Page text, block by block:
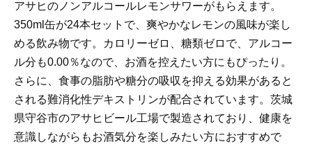
アサヒのノンアルコールレモンサワーがもらえます。
350ml缶が24本セットで、爽やかなレモンの風味が楽し
める飲み物です。カロリーゼロ、糖類ゼロで、アルコー
ル分も0.00％なので、お酒を控えたい方にもぴったり。
さらに、食事の脂肪や糖分の吸収を抑える効果があると
される難消化性デキストリンが配合されています。茨城
県守谷市のアサヒビール工場で製造されており、健康を
意識しながらもお酒気分を楽しみたい方におすすめで